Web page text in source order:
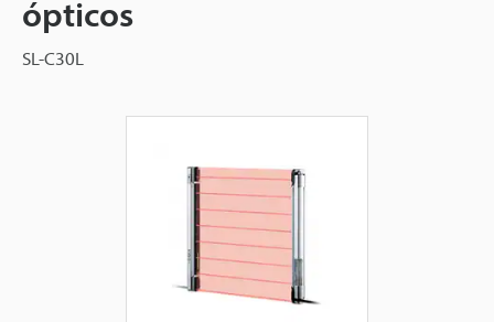
ópticos
SL-C30L